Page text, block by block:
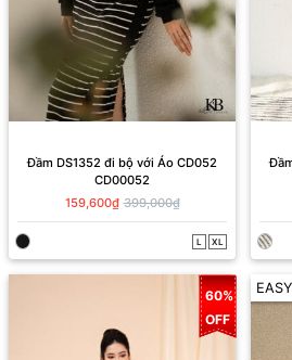
Đầm DS1352 đi bộ với Áo CD052
CD00052
159,600₫ 399,000₫
L XL
60%
OFF
EASY